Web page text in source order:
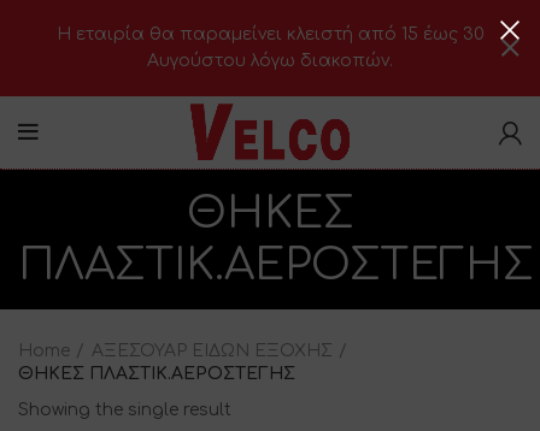
ΘΗΚΕΣ
ΠΛΑΣΤΙΚ.ΑΕΡΟΣΤΕΓΗΣ
Home
ΑΞΕΣΟΥΑΡ ΕΙΔΩΝ ΕΞΟΧΗΣ
ΘΗΚΕΣ ΠΛΑΣΤΙΚ.ΑΕΡΟΣΤΕΓΗΣ
Showing the single result
H εταιρία θα παραμείνει κλειστή από 15 έως 30
Αυγούστου λόγω διακοπών.